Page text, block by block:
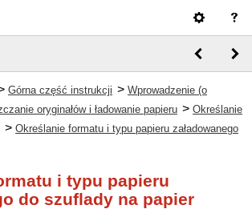
Górna część instrukcji > Wprowadzenie (o
oryginałów i ładowanie papieru > Określanie
> Określanie formatu i typu papieru załadowanego
i typu papieru
do szuflady na papier